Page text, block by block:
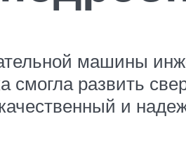
машины
развить
и